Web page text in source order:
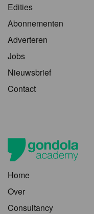
Edities
Abonnementen
Adverteren
Jobs
Nieuwsbrief
Contact
Home
Over
Consultancy